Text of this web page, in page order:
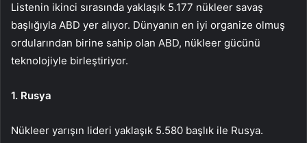
Listenin ikinci sırasında yaklaşık 5.177 nükleer savaş
başlığıyla ABD yer alıyor. Dünyanın en iyi organize olmuş
ordularından birine sahip olan ABD, nükleer gücünü
teknolojiyle birleştiriyor.
1. Rusya
Nükleer yarışın lideri yaklaşık 5.580 başlık ile Rusya.